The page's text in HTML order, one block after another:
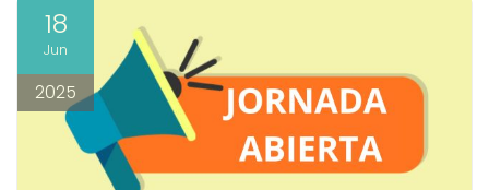
18
Jun
2025